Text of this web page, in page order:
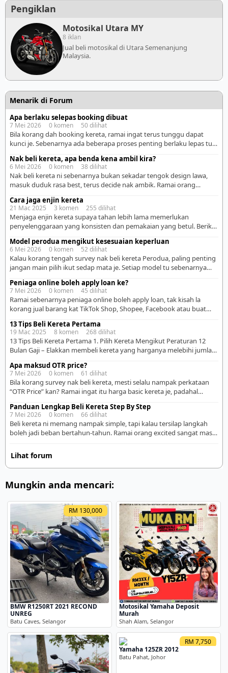
Pengiklan
Motosikal Utara MY
8 iklan
Jual beli motosikal di Utara Semenanjung
Malaysia.
Menarik di Forum
Apa berlaku selepas booking dibuat
7 Mei 2026 0 komen 50 dilihat
Bila korang dah booking kereta, ramai ingat terus tunggu dapat
kunci je. Sebenarnya ada beberapa proses penting berlaku lepas tu.
tahu apa yang sedang berjalan. Lagi-lagi kalau first time beli kereta,
mesti rasa excited campur nervous sikit kan. 1. Sales advisor akan
submit dokumen loan […]
Nak beli kereta, apa benda kena ambil kira?
6 Mei 2026 0 komen 38 dilihat
Nak beli kereta ni sebenarnya bukan sekadar tengok design lawa,
masuk duduk rasa best, terus decide nak ambik. Ramai orang
Padahal kereta ni komitmen jangka panjang, bukan pakai setahun
dua dah settle. First sekali, korang kena jelas tujuan beli kereta tu.
Nak guna pergi […]
Cara jaga enjin kereta
21 Mac 2025 3 komen 255 dilihat
Menjaga enjin kereta supaya tahan lebih lama memerlukan
penyelenggaraan yang konsisten dan pemakaian yang betul. Berikut
Berkala Minyak enjin berfungsi sebagai pelincir bagi mengurangkan
geseran antara komponen dalaman enjin. Pastikan minyak enjin
ditukar mengikut jadual yang disyorkan oleh pengeluar kereta.
Gunakan minyak enjin yang berkualiti […]
Model perodua mengikut kesesuaian keperluan
6 Mei 2026 0 komen 52 dilihat
Kalau korang tengah survey nak beli kereta Perodua, paling penting
jangan main pilih ikut sedap mata je. Setiap model tu sebenarnya
tengok satu per satu ikut model dan faham siapa yang sesuai pakai.
– Perodua Axia Axia ni memang pilihan paling basic tapi sangat
praktikal. […]
Peniaga online boleh apply loan ke?
7 Mei 2026 0 komen 45 dilihat
Ramai sebenarnya peniaga online boleh apply loan, tak kisah la
korang jual barang kat TikTok Shop, Shopee, Facebook atau buat
sikit berbanding orang makan gaji sebab bank nak tengok bukti
income korang konsisten atau tak. Biasanya benda paling penting
bank nak tengok ialah aliran duit masuk. […]
13 Tips Beli Kereta Pertama
19 Mac 2025 8 komen 268 dilihat
13 Tips Beli Kereta Pertama 1. Pilih Kereta Mengikut Peraturan 12
Bulan Gaji – Elakkan membeli kereta yang harganya melebihi jumlah
maka had harga kereta yang sesuai ialah RM36,000 atau kurang.
Peraturan ini membantu anda mengekalkan keseimbangan
kewangan dan memastikan kereta dibeli mengikut kemampuan […]
Apa maksud OTR price?
7 Mei 2026 0 komen 61 dilihat
Bila korang survey nak beli kereta, mesti selalu nampak perkataan
“OTR Price” kan? Ramai ingat itu harga basic kereta je, padahal
penuh kereta yang dah boleh terus bawak keluar atas jalan lepas
beli. Maksud mudahnya, harga OTR ni dah termasuk beberapa kos
penting yang memang wajib […]
Panduan Lengkap Beli Kereta Step By Step
7 Mei 2026 0 komen 66 dilihat
Beli kereta ni memang nampak simple, tapi kalau tersilap langkah
boleh jadi beban bertahun-tahun. Ramai orang excited sangat masa
kereta cantik, terus rasa nak sign cepat-cepat. Sebenarnya, beli
kereta kena plan elok supaya tak menyesal lepas beberapa bulan
pakai. Kalau korang first time nak beli […]
Lihat forum
Mungkin anda mencari:
RM 130,000
BMW R1250RT 2021 RECOND
UNREG
Batu Caves, Selangor
Motosikal Yamaha Deposit
Murah
Shah Alam, Selangor
RM 7,750
Yamaha 125ZR 2012
Batu Pahat, Johor